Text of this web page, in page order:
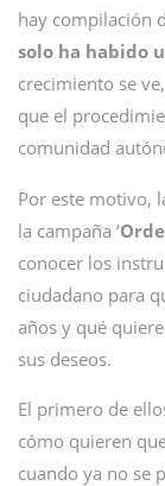
hay compilación
solo ha habido
crecimiento se
que el
comunidad
Por este motivo,
la campaña ‘
conocer los
ciudadano para
años y qué
sus deseos.
El primero de
cómo quieren
cuando ya no se